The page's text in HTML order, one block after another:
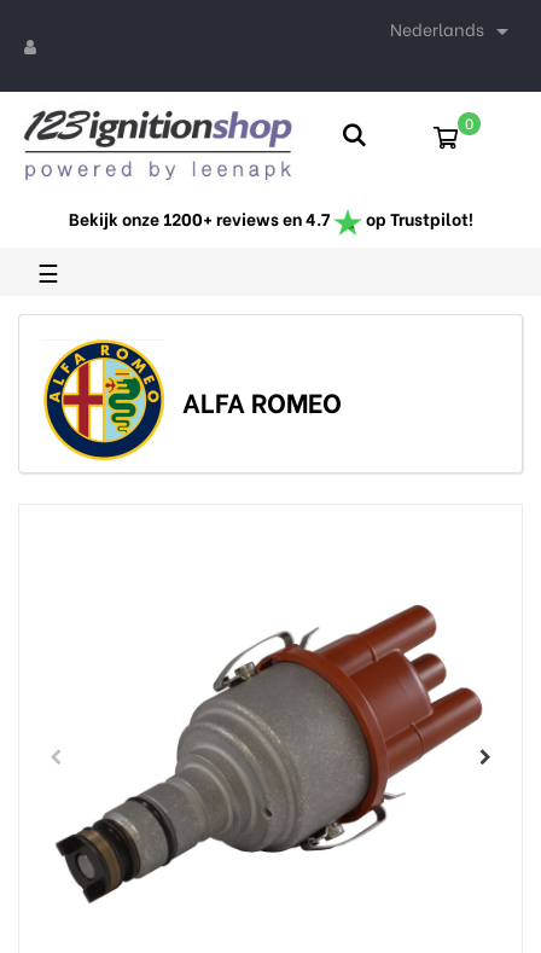
Nederlands 
0
Bekijk onze 1200+ reviews en 4.7 op Trustpilot!
Toggle
navigation
☰
ALFA ROMEO